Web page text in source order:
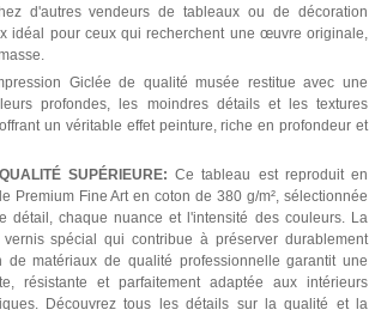
d'autres vendeurs de tableaux ou de décoration
idéal pour ceux qui recherchent une œuvre originale,
Giclée de qualité musée restitue avec une
profondes, les moindres détails et les textures
un véritable effet peinture, riche en profondeur et
SUPÉRIEURE: Ce tableau est reproduit en
Premium Fine Art en coton de 380 g/m², sélectionnée
détail, chaque nuance et l'intensité des couleurs. La
spécial qui contribue à préserver durablement
de matériaux de qualité professionnelle garantit une
résistante et parfaitement adaptée aux intérieurs
Découvrez tous les détails sur la qualité et la